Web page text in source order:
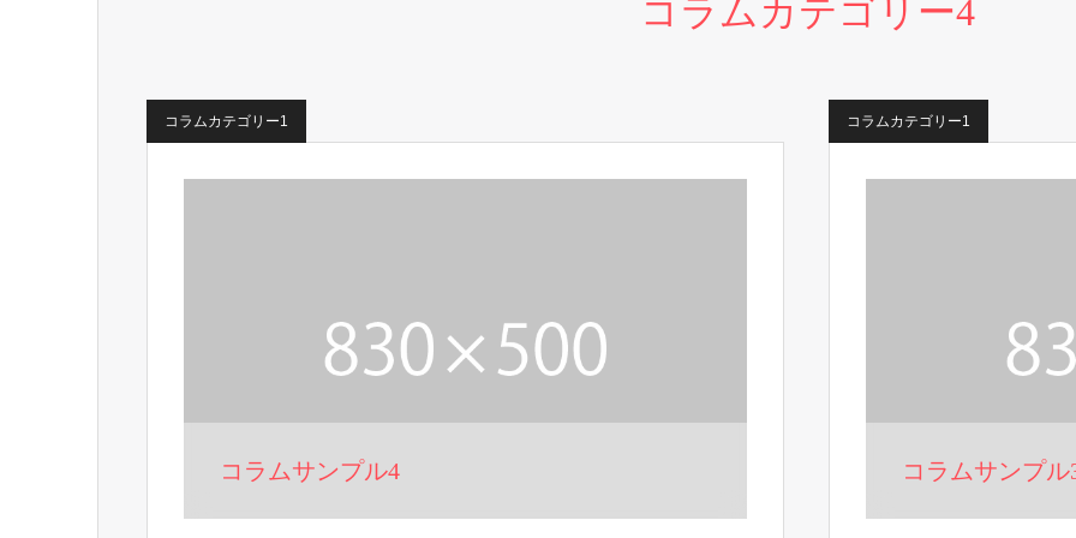
コラムカテゴリー4
コラムカテゴリー1
コラムサンプル4
コラムカテゴリー1
コラムサンプル